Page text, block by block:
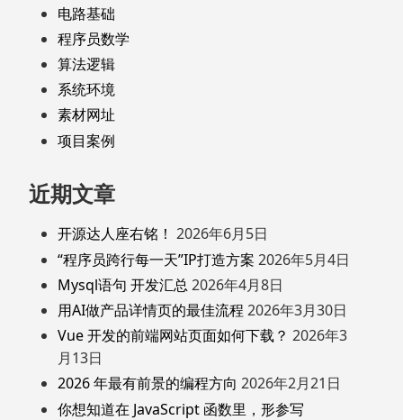
电路基础
程序员数学
算法逻辑
系统环境
素材网址
项目案例
近期文章
开源达人座右铭！ 2026年6月5日
“程序员跨行每一天”IP打造方案 2026年5月4日
Mysql语句 开发汇总 2026年4月8日
用AI做产品详情页的最佳流程 2026年3月30日
Vue 开发的前端网站页面如何下载？ 2026年3
月13日
2026 年最有前景的编程方向 2026年2月21日
你想知道在 JavaScript 函数里，形参写